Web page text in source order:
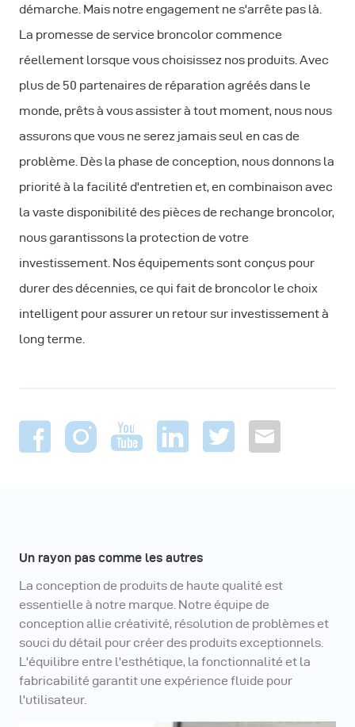
démarche. Mais notre engagement ne s'arrête pas là.
La promesse de service broncolor commence
réellement lorsque vous choisissez nos produits. Avec
plus de 50 partenaires de réparation agréés dans le
monde, prêts à vous assister à tout moment, nous nous
assurons que vous ne serez jamais seul en cas de
problème. Dès la phase de conception, nous donnons la
priorité à la facilité d'entretien et, en combinaison avec
la vaste disponibilité des pièces de rechange broncolor,
nous garantissons la protection de votre
investissement. Nos équipements sont conçus pour
durer des décennies, ce qui fait de broncolor le choix
intelligent pour assurer un retour sur investissement à
long terme.
Un rayon pas comme les autres
La conception de produits de haute qualité est
essentielle à notre marque. Notre équipe de
conception allie créativité, résolution de problèmes et
souci du détail pour créer des produits exceptionnels.
L'équilibre entre l'esthétique, la fonctionnalité et la
fabricabilité garantit une expérience fluide pour
l'utilisateur.